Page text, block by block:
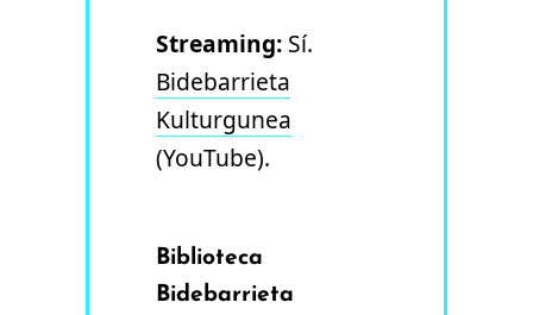
Streaming: Sí.
Bidebarrieta
Kulturgunea
(YouTube).
Biblioteca
Bidebarrieta